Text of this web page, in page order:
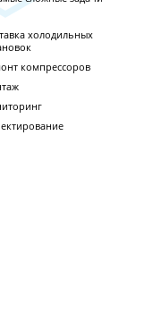
холодильных
компрессоров